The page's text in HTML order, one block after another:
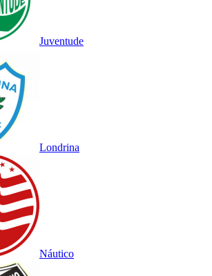
Juventude
Londrina
Náutico